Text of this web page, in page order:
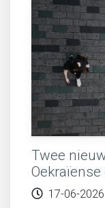
Twee
17-06-2026